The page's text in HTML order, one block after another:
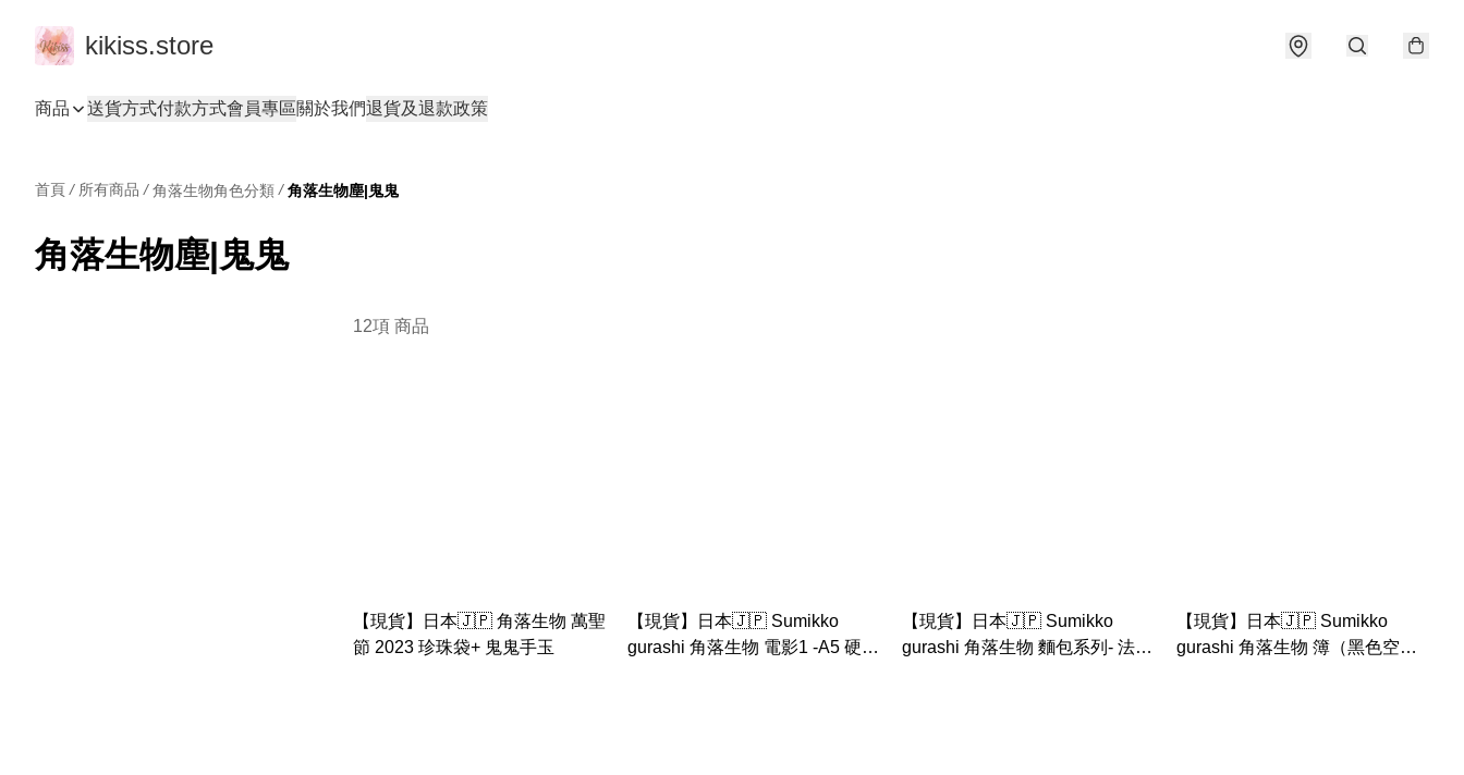
kikiss.store
商品 送貨方式付款方式會員專區關於我們退貨及退款政策
首頁 / 所有商品 / 角落生物角色分類 / 角落生物塵|鬼鬼
角落生物塵|鬼鬼
12項 商品
【現貨】日本🇯🇵 角落生物 萬聖
節 2023 珍珠袋+ 鬼鬼手玉
【現貨】日本🇯🇵 Sumikko
gurashi 角落生物 電影1 -A5 硬膠
【現貨】日本🇯🇵 Sumikko
gurashi 角落生物 麵包系列- 法包
【現貨】日本🇯🇵 Sumikko
gurashi 角落生物 簿（黑色空白